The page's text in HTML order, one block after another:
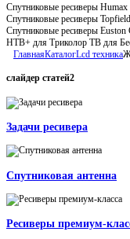
Спутниковые ресиверы
Спутниковые ресиверы
Спутниковые ресиверы
НТВ+ для Триколор ТВ для
ГлавнаяКаталогLcd техника
слайдер статей2
Задачи ресивера
Спутниковая антенна
Ресиверы премиум-